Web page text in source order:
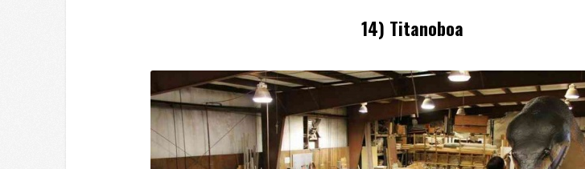
14) Titanoboa